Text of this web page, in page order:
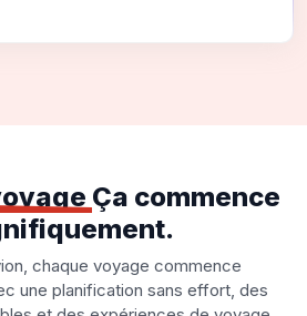
Ça commence
chaque voyage commence
une planification sans effort, des